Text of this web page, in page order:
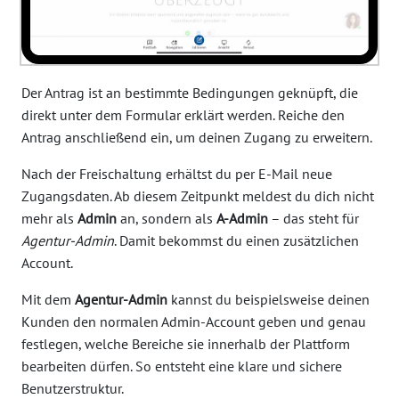
Der Antrag ist an bestimmte Bedingungen geknüpft, die
direkt unter dem Formular erklärt werden. Reiche den
Antrag anschließend ein, um deinen Zugang zu erweitern.
Nach der Freischaltung erhältst du per E-Mail neue
Zugangsdaten. Ab diesem Zeitpunkt meldest du dich nicht
mehr als Admin an, sondern als A-Admin – das steht für
Agentur-Admin. Damit bekommst du einen zusätzlichen
Account.
Mit dem Agentur-Admin kannst du beispielsweise deinen
Kunden den normalen Admin-Account geben und genau
festlegen, welche Bereiche sie innerhalb der Plattform
bearbeiten dürfen. So entsteht eine klare und sichere
Benutzerstruktur.